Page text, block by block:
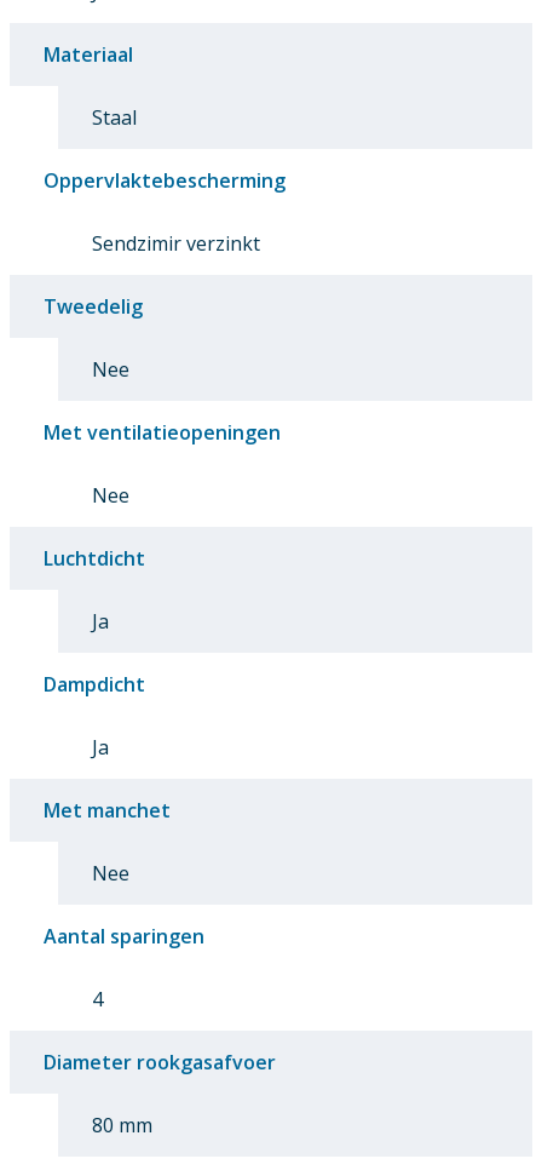
Materiaal
Staal
Oppervlaktebescherming
Sendzimir verzinkt
Tweedelig
Nee
Met ventilatieopeningen
Nee
Luchtdicht
Ja
Dampdicht
Ja
Met manchet
Nee
Aantal sparingen
4
Diameter rookgasafvoer
80 mm